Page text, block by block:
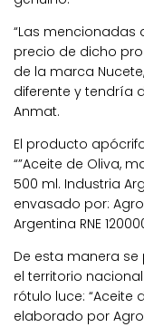
“Las mencionadas
precio de dicho
de la marca
diferente y tendría
Anmat.
El producto
“”Aceite de Oliva,
500 ml. Industria
envasado por: Agro
Argentina RNE
De esta manera
el territorio
rótulo luce: “Aceite
elaborado por Agro